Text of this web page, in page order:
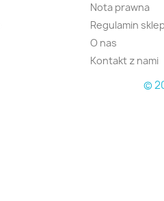
Nota prawna
Regulamin
O nas
Kontakt z nami
©